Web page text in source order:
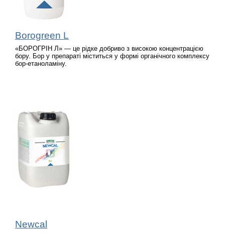
Borogreen L
«БОРОГРІН Л» — це рідке добриво з високою концентрацією
бору. Бор у препараті міститься у формі органічного комплексу
бор-етаноламіну.
Newcal